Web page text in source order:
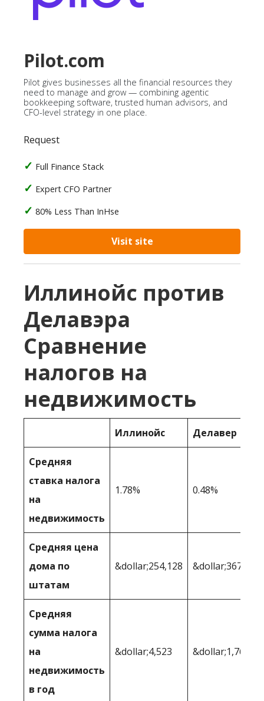
Pilot.com
Pilot gives businesses all the financial resources they
need to manage and grow — combining agentic
bookkeeping software, trusted human advisors, and
CFO-level strategy in one place.
Request
Full Finance Stack
Expert CFO Partner
80% Less Than InHse
Visit site
Иллинойс против
Делавэра
Сравнение
налогов на
недвижимость
Иллинойс Делавер
Средняя
ставка налога
на
недвижимость
1.78% 0.48%
Средняя цена
дома по
штатам
&dollar;254,128 &dollar;367,443
Средняя
сумма налога
на
недвижимость
в год
&dollar;4,523 &dollar;1,764